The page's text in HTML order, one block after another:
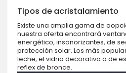
Tipos de acristalamiento
Existe una amplia gama de
nuestra oferta encontrará
energético, insonorizantes, de
protección solar. Los más
leche, el vidrio decorativo o de
reflex de bronce.